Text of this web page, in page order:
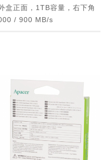
正面，1TB容量，右下角
/ 900 MB/s